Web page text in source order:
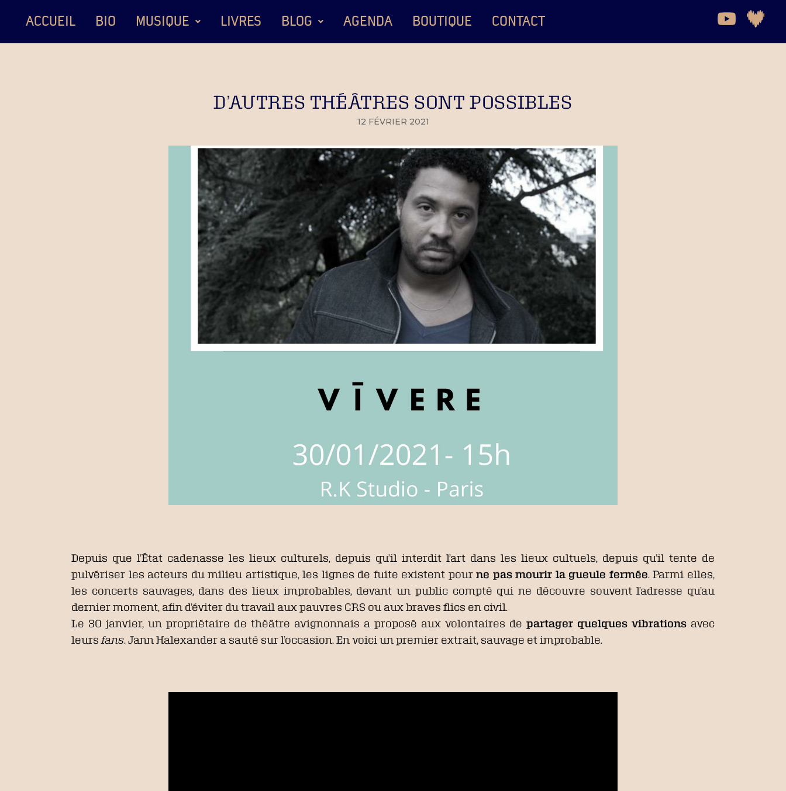
ACCUEIL BIO MUSIQUE LIVRES BLOG AGENDA BOUTIQUE CONTACT
D’AUTRES THÉÂTRES SONT POSSIBLES
12 FÉVRIER 2021
Depuis que l’État cadenasse les lieux culturels, depuis qu’il interdit l’art dans les lieux cultuels, depuis qu’il tente de
pulvériser les acteurs du milieu artistique, les lignes de fuite existent pourne pas mourir la gueule fermée. Parmi elles,
les concerts sauvages, dans des lieux improbables, devant un public compté qui ne découvre souvent l’adresse qu’au
dernier moment, afin d’éviter du travail aux pauvres CRS ou aux braves flics en civil.
Le 30 janvier, un propriétaire de théâtre avignonnais a proposé aux volontaires de partager quelques vibrations avec
leurs fans. Jann Halexander a sauté sur l’occasion. En voici un premier extrait, sauvage et improbable.